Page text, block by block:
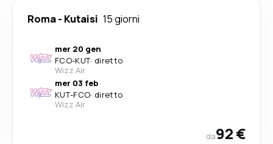
Roma- Kutaisi 15 giorni
mer 20 gen
FCO-KUT· diretto
Wizz Air
mer 03 feb
KUT-FCO· diretto
Wizz Air
da92 €